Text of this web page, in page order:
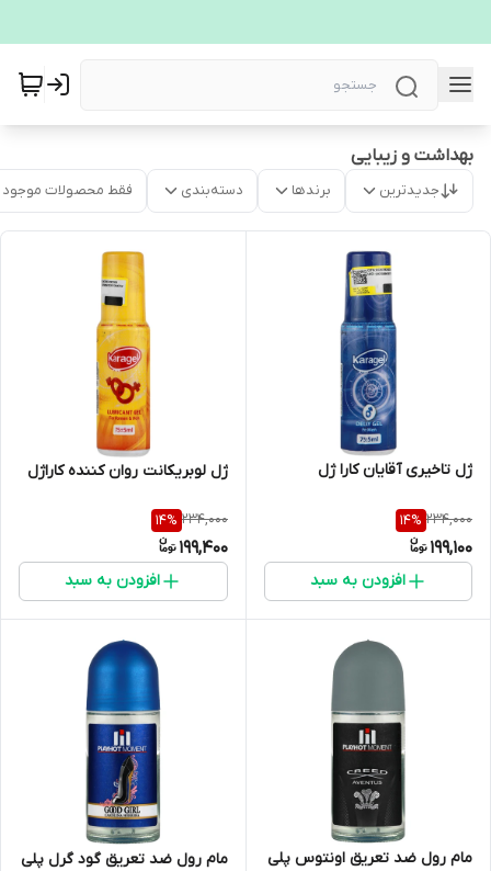
بهداشت و زیبایی
جدیدترین برندها دسته‌بندی فقط محصولات موجود
ژل تاخیری آقایان کارا ژل
234,000
14%
199,100
افزودن به سبد
ژل لوبریکانت روان کننده کاراژل
234,000
14%
199,400
افزودن به سبد
مام رول ضد تعریق اونتوس پلی
مام رول ضد تعریق گود گرل پلی